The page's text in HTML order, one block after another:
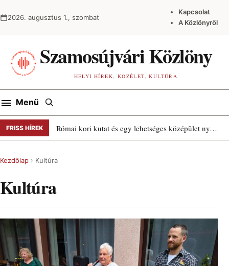
2026. augusztus 1., szombat
Kapcsolat
A Közlönyről
Szamosújvári Közlöny
HELYI HÍREK, KÖZÉLET, KULTÚRA
Menü Keresés
FRISS HÍREK Római kori kutat és egy lehetséges középület nyomait találták Szamosújváron
Kezdőlap › Kultúra
Kultúra